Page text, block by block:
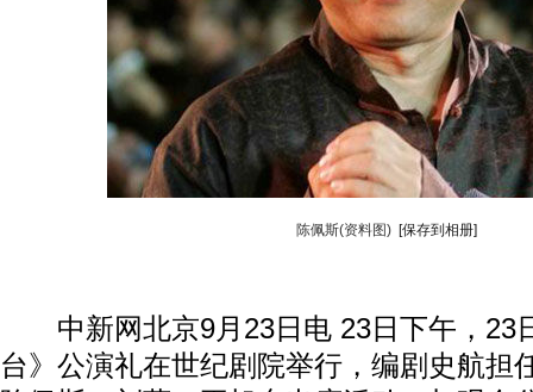
陈佩斯(资料图) [保存到相册]
中新网北京9月23日电 23日下午，23
台》公演礼在世纪剧院举行，编剧史航担